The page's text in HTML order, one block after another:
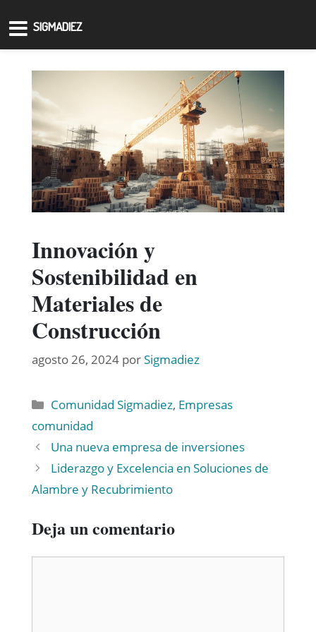
Innovación y
Sostenibilidad en
Materiales de
Construcción
agosto 26, 2024 porSigmadiez
Comunidad Sigmadiez, Empresas
comunidad
Una nueva empresa de inversiones
Liderazgo y Excelencia en Soluciones de
Alambre y Recubrimiento
Deja un comentario
SIGMADIEZ